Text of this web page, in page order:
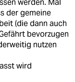
werden. Mal
der gemeine
(die dann auch
bevorzugen
nutzen
wird